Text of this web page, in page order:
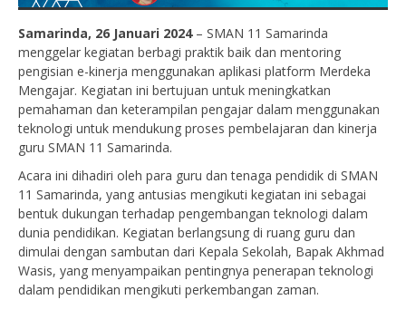
Samarinda, 26 Januari 2024– SMAN 11 Samarinda
menggelar kegiatan berbagi praktik baik dan mentoring
pengisian e-kinerja menggunakan aplikasi platform Merdeka
Mengajar. Kegiatan ini bertujuan untuk meningkatkan
pemahaman dan keterampilan pengajar dalam menggunakan
teknologi untuk mendukung proses pembelajaran dan kinerja
guru SMAN 11 Samarinda.
Acara ini dihadiri oleh para guru dan tenaga pendidik di SMAN
11 Samarinda, yang antusias mengikuti kegiatan ini sebagai
bentuk dukungan terhadap pengembangan teknologi dalam
dunia pendidikan. Kegiatan berlangsung di ruang guru dan
dimulai dengan sambutan dari Kepala Sekolah, Bapak Akhmad
Wasis, yang menyampaikan pentingnya penerapan teknologi
dalam pendidikan mengikuti perkembangan zaman.